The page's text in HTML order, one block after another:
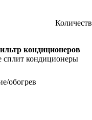
кондиционеров
сплит кондиционеры
обогрев